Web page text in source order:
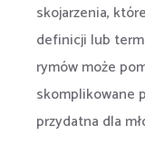
skojarzenia,
definicji lub
rymów może
skomplikowane
przydatna dla